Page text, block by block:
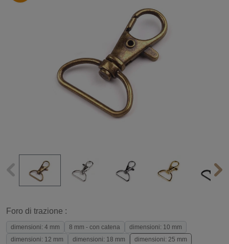
Foro di trazione :
dimensioni: 4 mm 8 mm - con catena
dimensioni: 10 mm
dimensioni: 12 mm
dimensioni: 18 mm
dimensioni: 25 mm